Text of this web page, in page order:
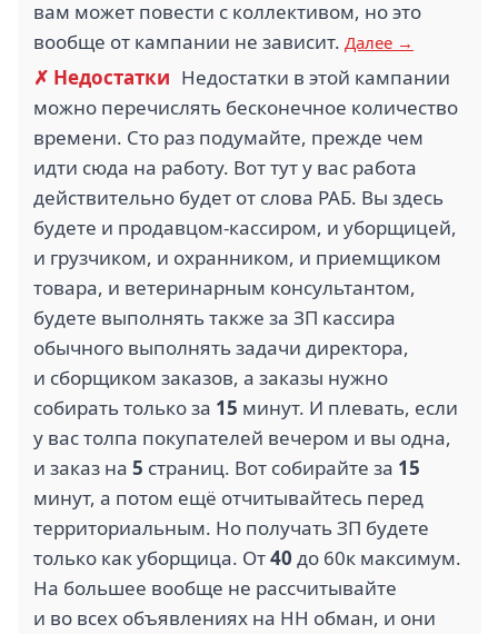
вам может повести с коллективом, но это
вообще от кампании не зависит. Далее →
✗ Недостатки Недостатки в этой кампании
можно перечислять бесконечное количество
времени. Сто раз подумайте, прежде чем
идти сюда на работу. Вот тут у вас работа
действительно будет от слова РАБ. Вы здесь
будете и продавцом-кассиром, и уборщицей,
и грузчиком, и охранником, и приемщиком
товара, и ветеринарным консультантом,
будете выполнять также за ЗП кассира
обычного выполнять задачи директора,
и сборщиком заказов, а заказы нужно
собирать только за 15 минут. И плевать, если
у вас толпа покупателей вечером и вы одна,
и заказ на 5 страниц. Вот собирайте за 15
минут, а потом ещё отчитывайтесь перед
территориальным. Но получать ЗП будете
только как уборщица. От40 до 60к максимум.
На большее вообще не рассчитывайте
и во всех объявлениях на HH обман, и они